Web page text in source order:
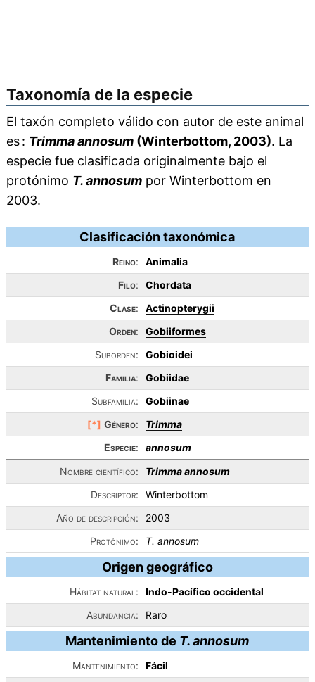
Taxonomía de la especie
El taxón completo válido con autor de este animal
es : Trimma annosum(Winterbottom, 2003). La
especie fue clasificada originalmente bajo el
protónimo T. annosumpor Winterbottom en
2003.
Clasificación taxonómica
Reino:
Animalia
Filo:
Chordata
Clase:
Actinopterygii
Orden:
Gobiiformes
Suborden:
Gobioidei
Familia:
Gobiidae
Subfamilia:
Gobiinae
[*] Género:
Trimma
Especie:
annosum
Nombre científico:
Trimma annosum
Descriptor:
Winterbottom
Año de descripción:
2003
Protónimo:
T. annosum
Origen geográfico
Hábitat natural:
Indo-Pacífico occidental
Abundancia:
Raro
Mantenimiento de T. annosum
Mantenimiento:
Fácil